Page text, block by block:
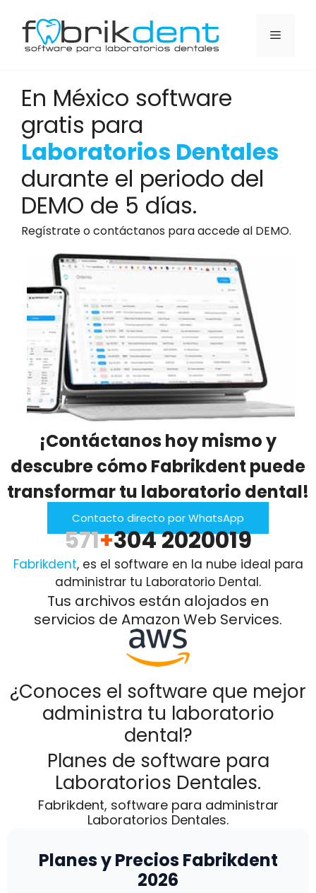
En México software
gratis para
Laboratorios Dentales
durante el periodo del
DEMO de 5 días.
Regístrate o contáctanos para accede al DEMO.
¡Contáctanos hoy mismo y
descubre cómo Fabrikdent puede
transformar tu laboratorio dental!
Contacto directo por WhatsApp
571+304 2020019
Fabrikdent, es el software en la nube ideal para
administrar tu Laboratorio Dental.
Tus archivos están alojados en
servicios de Amazon Web Services.
¿Conoces el software que mejor
administra tu laboratorio
dental?
Planes de software para
Laboratorios Dentales.
Fabrikdent, software para administrar
Laboratorios Dentales.
Planes y Precios Fabrikdent
2026